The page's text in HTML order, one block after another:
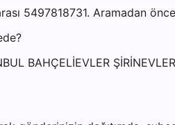
5497818731. Aramadan önce
BAHÇELİEVLER